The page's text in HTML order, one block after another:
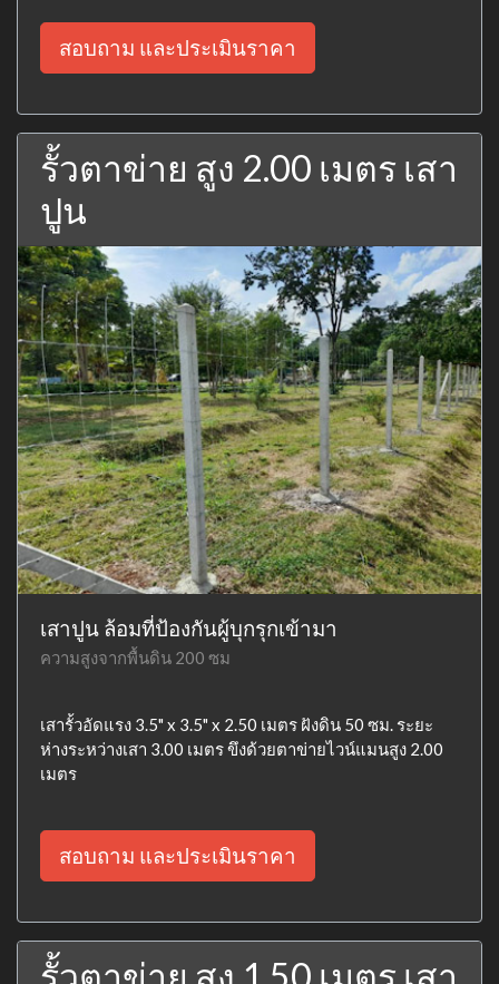
สอบถาม และประเมินราคา
รั้วตาข่าย สูง 2.00 เมตร เสา
ปูน
เสาปูน ล้อมที่ป้องกันผู้บุกรุกเข้ามา
ความสูงจากพื้นดิน 200 ซม
เสารั้วอัดแรง 3.5" x 3.5" x 2.50 เมตร ฝังดิน 50 ซม. ระยะ
ห่างระหว่างเสา 3.00 เมตร ขึงด้วยตาข่ายไวน์แมนสูง 2.00
เมตร
สอบถาม และประเมินราคา